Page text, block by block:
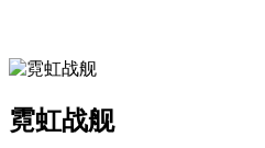
霓虹战舰